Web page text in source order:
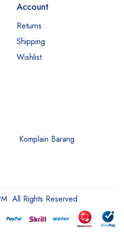
Account
Returns
Shipping
Wishlist
Komplain Barang
All Rights Reserved